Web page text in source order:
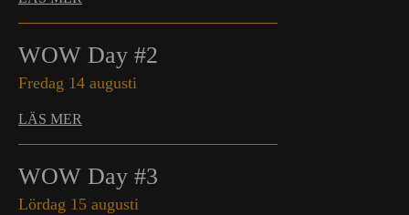
WOW Day #2
Fredag 14 augusti
LÄS MER
WOW Day #3
Lördag 15 augusti